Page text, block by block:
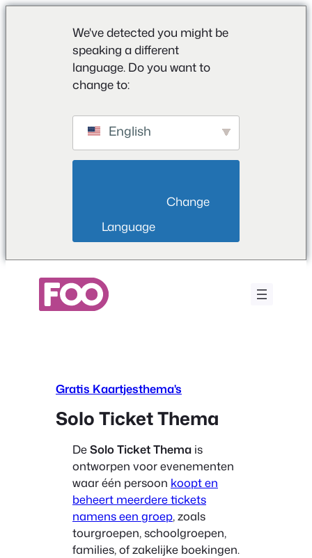
We've detected you might be
speaking a different
language. Do you want to
change to:
English
Language
Gratis Kaartjesthema's
Solo Ticket Thema
DeSolo Ticket Thema is
ontworpen voor evenementen
waar één persoon koopt en
beheert meerdere tickets
namens een groep, zoals
tourgroepen, schoolgroepen,
families, of zakelijke boekingen.